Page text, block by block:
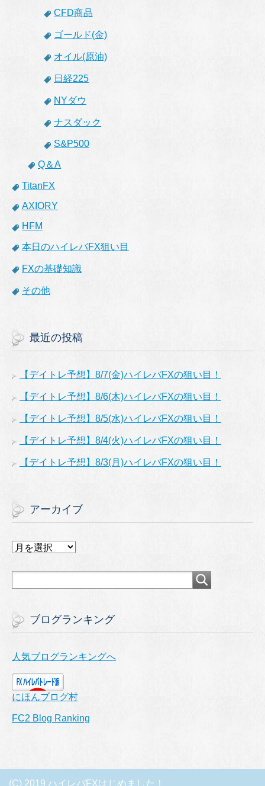
CFD商品
ゴールド(金)
オイル(原油)
日経225
NYダウ
ナスダック
S&P500
Q＆A
TitanFX
AXIORY
HFM
本日のハイレバFX狙い目
FXの基礎知識
その他
最近の投稿
【デイトレ予想】8/7(金)ハイレバFXの狙い目！
【デイトレ予想】8/6(木)ハイレバFXの狙い目！
【デイトレ予想】8/5(水)ハイレバFXの狙い目！
【デイトレ予想】8/4(火)ハイレバFXの狙い目！
【デイトレ予想】8/3(月)ハイレバFXの狙い目！
アーカイブ
ア
カ
ブログランキング
人気ブログランキングへ
にほんブログ村
FC2 Blog Ranking
(C) 2019 ハイレバFXはじめました！